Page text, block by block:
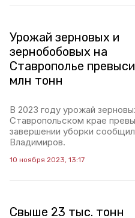
Урожай зерновых и
зернобобовых на
Ставрополье
млн тонн
В 2023 году урожай
Ставропольском крае
завершении уборки
Владимиров.
10 ноября 2023, 13:17
Свыше 23 тыс. тонн